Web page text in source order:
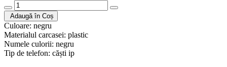
Adaugă în Coș
Culoare: negru
Materialul carcasei: plastic
Numele culorii: negru
Tip de telefon: căști ip